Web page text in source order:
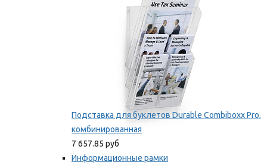
Подставка для буклетов Durable Combiboxx Pro,
комбинированная
7 657.85 руб
Информационные рамки